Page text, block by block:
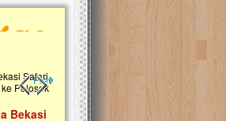
Previous slide
Next slide
Dari